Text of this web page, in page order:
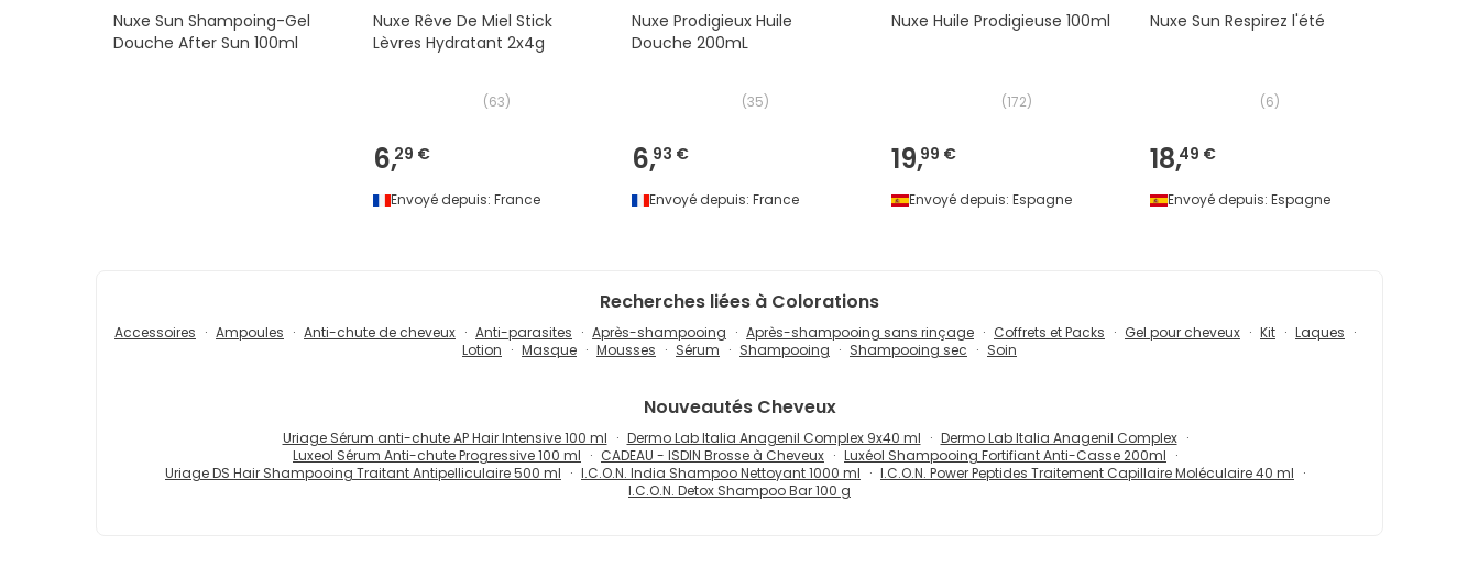
Nuxe Sun Shampoing-Gel
Douche After Sun 100ml
Nuxe Rêve De Miel Stick
Lèvres Hydratant 2x4g
(63)
6,29 €
Envoyé depuis: France
Nuxe Prodigieux Huile
Douche 200mL
(35)
6,93 €
Envoyé depuis: France
Nuxe Huile Prodigieuse 100ml
(172)
19,99 €
Envoyé depuis: Espagne
Nuxe Sun Respirez l'été
(6)
18,49 €
Envoyé depuis: Espagne
Recherches liées à Colorations
Accessoires Ampoules Anti-chute de cheveux Anti-parasites Après-shampooing Après-shampooing sans rinçage Coffrets et Packs Gel pour cheveux Kit
Laques
Lotion
Masque Mousses Sérum Shampooing Shampooing sec Soin
Nouveautés Cheveux
Uriage Sérum anti-chute AP Hair Intensive 100 ml Dermo Lab Italia Anagenil Complex 9x40 ml
Dermo Lab Italia Anagenil Complex
Luxeol Sérum Anti-chute Progressive 100 ml
CADEAU - ISDIN Brosse à Cheveux
Luxéol Shampooing Fortifiant Anti-Casse 200ml
Uriage DS Hair Shampooing Traitant Antipelliculaire 500 ml
I.C.O.N. India Shampoo Nettoyant 1000 ml
I.C.O.N. Power Peptides Traitement Capillaire Moléculaire 40 ml
I.C.O.N. Detox Shampoo Bar 100 g